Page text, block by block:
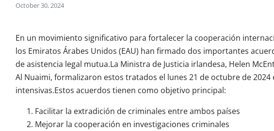
October 30, 2024
En un movimiento significativo para fortalecer la cooperación
los Emiratos Árabes Unidos (EAU) han firmado dos importantes
de asistencia legal mutua.La Ministra de Justicia irlandesa, Helen
Al Nuaimi, formalizaron estos tratados el lunes 21 de octubre de
intensivas.Estos acuerdos tienen como objetivo principal:
Facilitar la extradición de criminales entre ambos países
Mejorar la cooperación en investigaciones criminales